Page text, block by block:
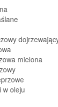
mielona
w oleju